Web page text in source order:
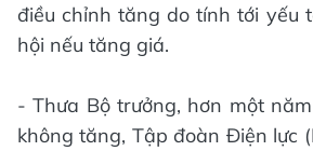
điều chỉnh tăng do tính tới yếu
hội nếu tăng giá.
- Thưa Bộ trưởng, hơn một
không tăng, Tập đoàn Điện lực